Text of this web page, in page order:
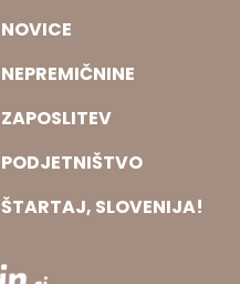
NOVICE
NEPREMIČNINE
ZAPOSLITEV
PODJETNIŠTVO
ŠTARTAJ, SLOVENIJA!